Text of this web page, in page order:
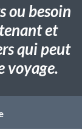
ou besoin
et
qui peut
voyage.